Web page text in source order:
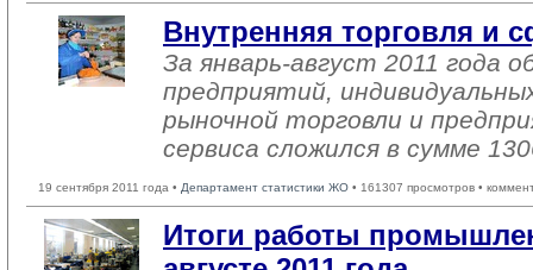
Внутренняя торговля и
За январь-август 2011 года
предприятий,
рыночной торговли и
сервиса сложился в сумме
19 сентября 2011 года • Департамент статистики ЖО • 161307 просмотров •
Итоги работы